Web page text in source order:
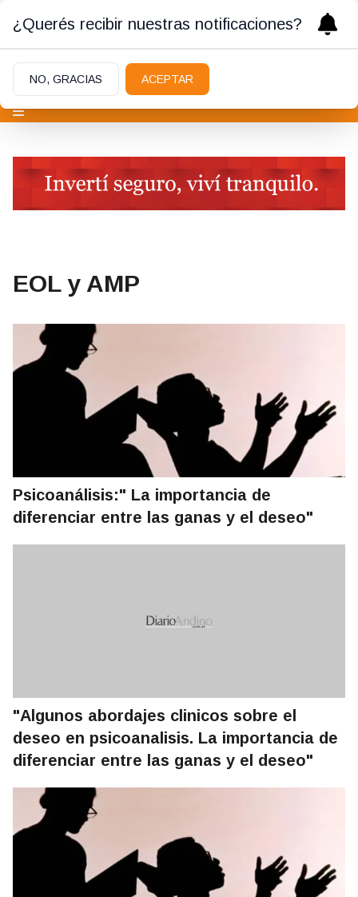
EOL y AMP
Psicoanálisis:" La importancia de
diferenciar entre las ganas y el deseo"
"Algunos abordajes clinicos sobre el
deseo en psicoanalisis. La importancia de
diferenciar entre las ganas y el deseo"
¿Querés recibir nuestras notificaciones?
NO, GRACIAS ACEPTAR